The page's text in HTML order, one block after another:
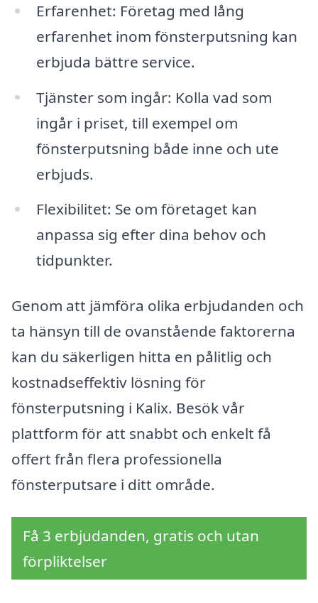
Erfarenhet: Företag med lång
erfarenhet inom fönsterputsning kan
erbjuda bättre service.
Tjänster som ingår: Kolla vad som
ingår i priset, till exempel om
fönsterputsning både inne och ute
erbjuds.
Flexibilitet: Se om företaget kan
anpassa sig efter dina behov och
tidpunkter.
Genom att jämföra olika erbjudanden och
ta hänsyn till de ovanstående faktorerna
kan du säkerligen hitta en pålitlig och
kostnadseffektiv lösning för
fönsterputsning i Kalix. Besök vår
plattform för att snabbt och enkelt få
offert från flera professionella
fönsterputsare i ditt område.
Få 3 erbjudanden, gratis och utan
förpliktelser